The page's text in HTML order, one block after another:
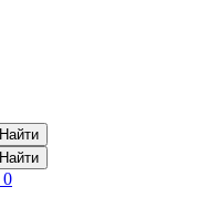
Найти
Найти
0